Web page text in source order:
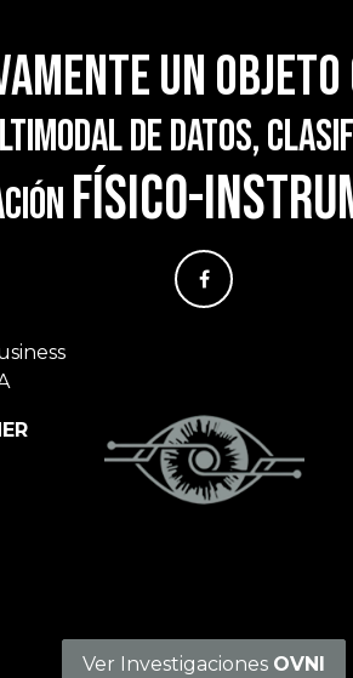
un
de datos,
físico-
Ver Investigaciones OVNI